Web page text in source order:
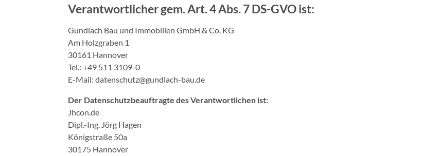
Verantwortlicher gem. Art. 4 Abs. 7 DS-GVO ist:
Gundlach Bau und Immobilien GmbH & Co. KG
Am Holzgraben 1
30161 Hannover
Tel.: +49 511 3109-0
E-Mail: datenschutz@gundlach-bau.de
Der Datenschutzbeauftragte des Verantwortlichen ist:
Jhcon.de
Dipl.-Ing. Jörg Hagen
Königstraße 50a
30175 Hannover